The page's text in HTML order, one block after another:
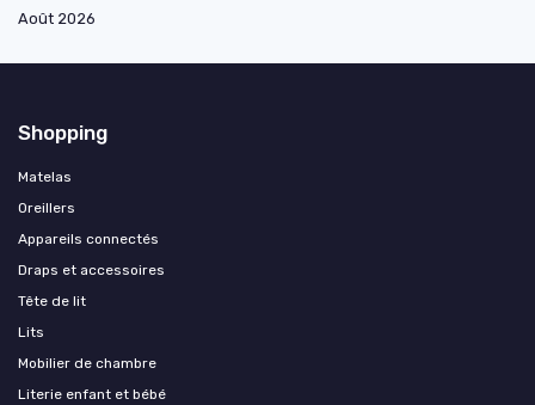
Août 2026
Shopping
Matelas
Oreillers
Appareils connectés
Draps et accessoires
Tête de lit
Lits
Mobilier de chambre
Literie enfant et bébé